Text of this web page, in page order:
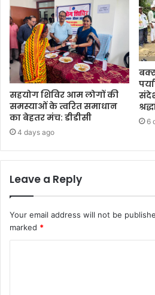
सहयोग शिविर आम लोगों की
समस्याओं के त्वरित समाधान
का बेहतर मंच: डीडीसी
4 days ago
6
Leave a Reply
Your email address will not be
marked *